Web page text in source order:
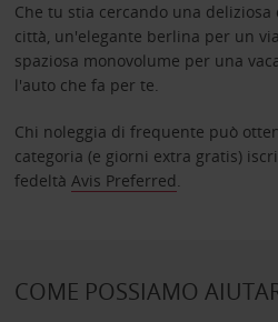
Che tu stia cercando una
città, un'elegante berlina per un
spaziosa monovolume per una
l'auto che fa per te.
Chi noleggia di frequente può
categoria (e giorni extra gratis)
fedeltà Avis Preferred.
COME POSSIAMO